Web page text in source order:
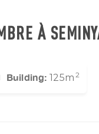
À
Building: 125m 2